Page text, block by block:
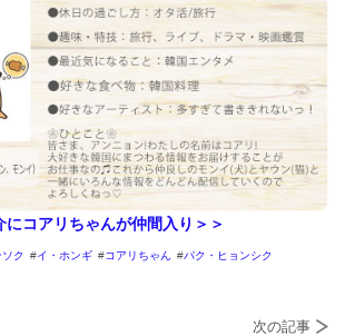
コアリちゃんが仲間入り＞＞
ク イ・ホンギ コアリちゃん
パク・ヒョンシク
次の記事